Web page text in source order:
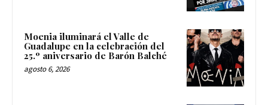
Moenia iluminará el Valle de
Guadalupe en la celebración del
25.º aniversario de Barón Balché
agosto 6, 2026